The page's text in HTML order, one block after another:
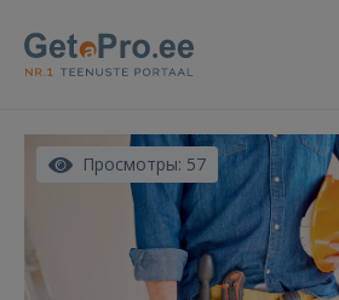
Просмотры: 57